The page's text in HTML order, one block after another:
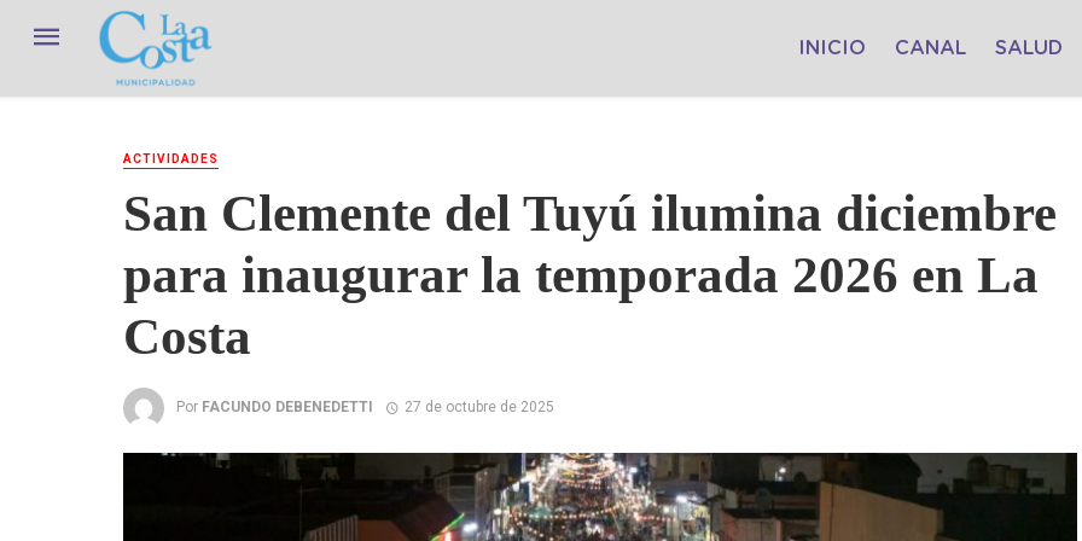
INICIO CANAL SALUD
ACTIVIDADES
San Clemente del Tuyú ilumina diciembre
para inaugurar la temporada 2026 en La
Costa
Por FACUNDO DEBENEDETTI 27 de octubre de 2025